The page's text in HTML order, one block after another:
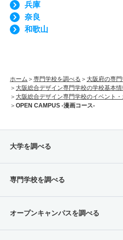
兵庫
奈良
和歌山
ホーム 専門学校を調べる
大阪府の専
大阪総合デザイン専門学校の学校基本情
大阪総合デザイン専門学校のイベント
OPEN CAMPUS -漫画コース-
大学を調べる
専門学校を調べる
オープンキャンパスを調べる